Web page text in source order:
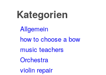
Kategorien
Allgemein
how to choose a bow
music teachers
Orchestra
violin repair